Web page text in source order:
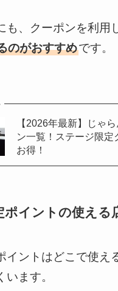
も、クーポンを利用
のがおすすめです。
【2026年最新】じゃ
ン一覧！ステージ限定
お得！
ポイントの使える
イントはどこで使え
います。